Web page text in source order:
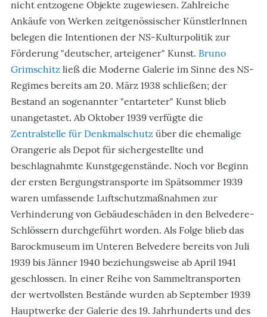
nicht entzogene Objekte zugewiesen. Zahlreiche
Ankäufe von Werken zeitgenössischer KünstlerInnen
belegen die Intentionen der NS-Kulturpolitik zur
Förderung "deutscher, arteigener" Kunst. Bruno
Grimschitz ließ die Moderne Galerie im Sinne des NS-
Regimes bereits am 20. März 1938 schließen; der
Bestand an sogenannter "entarteter" Kunst blieb
unangetastet. Ab Oktober 1939 verfügte die
Zentralstelle für Denkmalschutz über die ehemalige
Orangerie als Depot für sichergestellte und
beschlagnahmte Kunstgegenstände. Noch vor Beginn
der ersten Bergungstransporte im Spätsommer 1939
waren umfassende Luftschutzmaßnahmen zur
Verhinderung von Gebäudeschäden in den Belvedere-
Schlössern durchgeführt worden. Als Folge blieb das
Barockmuseum im Unteren Belvedere bereits von Juli
1939 bis Jänner 1940 beziehungsweise ab April 1941
geschlossen. In einer Reihe von Sammeltransporten
der wertvollsten Bestände wurden ab September 1939
Hauptwerke der Galerie des 19. Jahrhunderts und des